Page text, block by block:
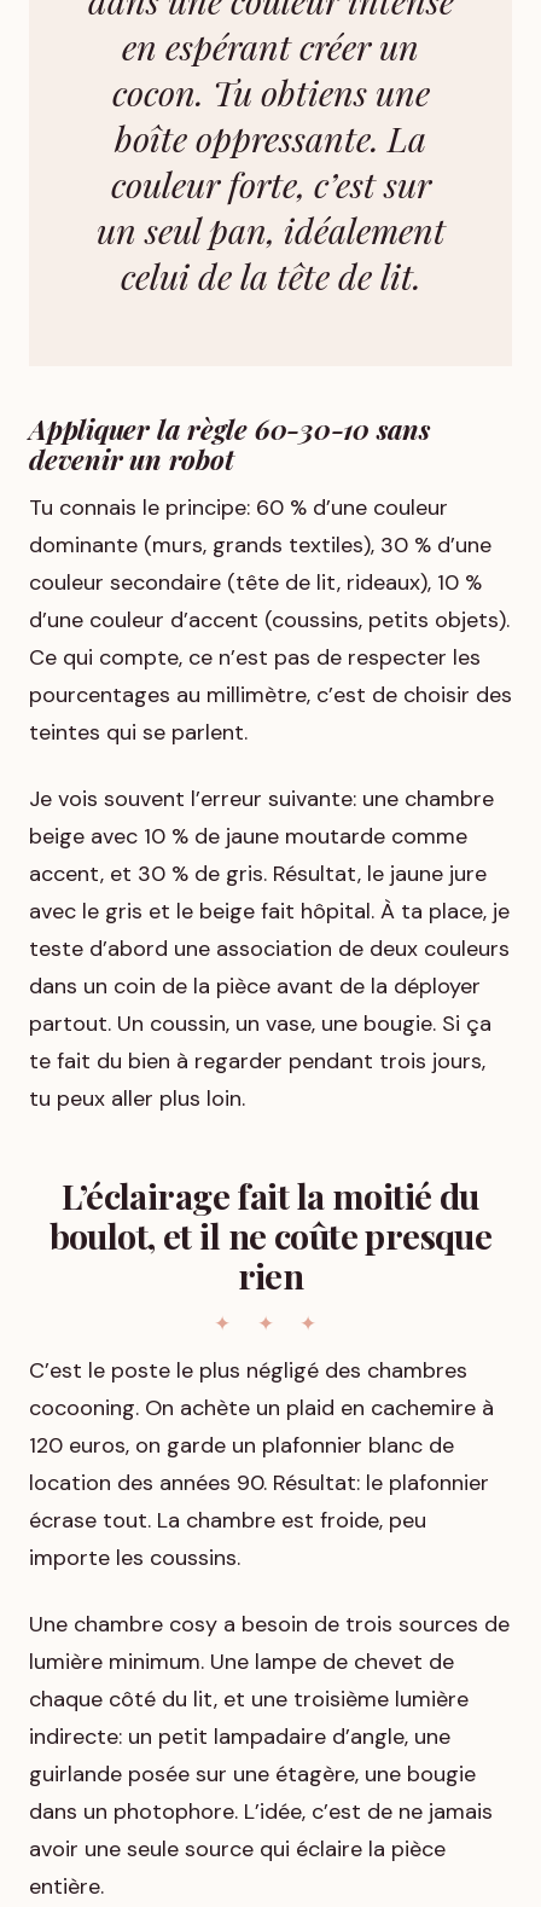
en espérant créer un
cocon. Tu obtiens une
boîte oppressante. La
couleur forte, c’est sur
un seul pan, idéalement
celui de la tête de lit.
Appliquer la règle 60-30-10 sans
devenir un robot
Tu connais le principe: 60 % d’une couleur
dominante (murs, grands textiles), 30 % d’une
couleur secondaire (tête de lit, rideaux), 10 %
d’une couleur d’accent (coussins, petits objets).
Ce qui compte, ce n’est pas de respecter les
pourcentages au millimètre, c’est de choisir des
teintes qui se parlent.
Je vois souvent l’erreur suivante: une chambre
beige avec 10 % de jaune moutarde comme
accent, et 30 % de gris. Résultat, le jaune jure
avec le gris et le beige fait hôpital. À ta place, je
teste d’abord une association de deux couleurs
dans un coin de la pièce avant de la déployer
partout. Un coussin, un vase, une bougie. Si ça
te fait du bien à regarder pendant trois jours,
tu peux aller plus loin.
L’éclairage fait la moitié du
boulot, et il ne coûte presque
rien
C’est le poste le plus négligé des chambres
cocooning. On achète un plaid en cachemire à
120 euros, on garde un plafonnier blanc de
location des années 90. Résultat: le plafonnier
écrase tout. La chambre est froide, peu
importe les coussins.
Une chambre cosy a besoin de trois sources de
lumière minimum. Une lampe de chevet de
chaque côté du lit, et une troisième lumière
indirecte: un petit lampadaire d’angle, une
guirlande posée sur une étagère, une bougie
dans un photophore. L’idée, c’est de ne jamais
avoir une seule source qui éclaire la pièce
entière.